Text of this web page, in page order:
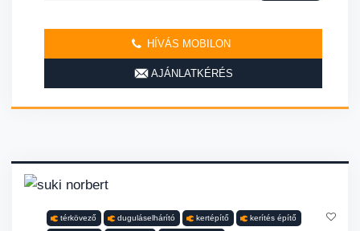
HÍVÁS MOBILON
AJÁNLATKÉRÉS
térkövező duguláselhárító kertépítő kerítés építő